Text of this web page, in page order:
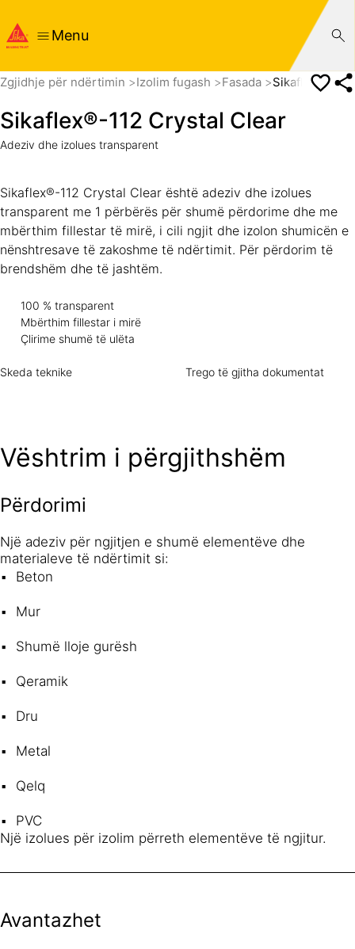
Menu
Zgjidhje për ndërtimin Izolim fugash Fasada Sikaflex®-112
Sikaflex®-112 Crystal Clear
Adeziv dhe izolues transparent
Sikaflex®-112 Crystal Clear është adeziv dhe izolues
transparent me 1 përbërës për shumë përdorime dhe me
mbërthim fillestar të mirë, i cili ngjit dhe izolon shumicën e
nënshtresave të zakoshme të ndërtimit. Për përdorim të
brendshëm dhe të jashtëm.
100 % transparent
Mbërthim fillestar i mirë
Çlirime shumë të ulëta
Skeda teknike Trego të gjitha dokumentat
Vështrim i përgjithshëm
Përdorimi
Një adeziv për ngjitjen e shumë elementëve dhe
materialeve të ndërtimit si:
Beton
Mur
Shumë lloje gurësh
Qeramik
Dru
Metal
Qelq
PVC
Një izolues për izolim përreth elementëve të ngjitur.
Avantazhet